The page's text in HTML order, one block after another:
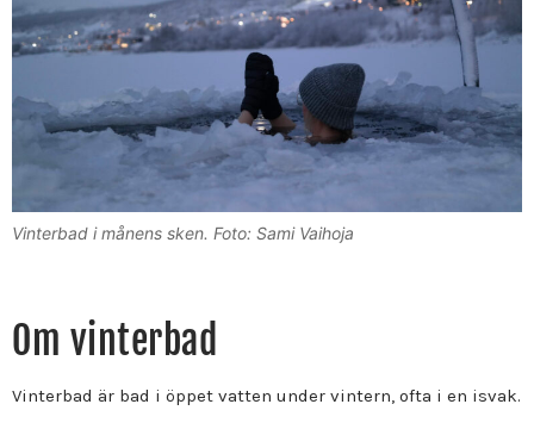
Vinterbad i månens sken. Foto: Sami Vaihoja
Om vinterbad
Vinterbad är bad i öppet vatten under vintern, ofta i en isvak.